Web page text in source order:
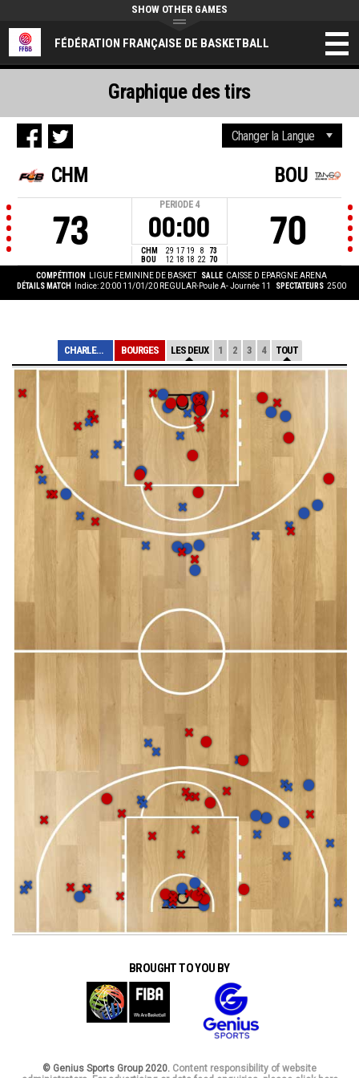
FÉDÉRATION FRANÇAISE DE BASKETBALL
SHOW OTHER GAMES
CHM
73
PERIODE 4
00:00
CHM 29 17 19 8
73
BOU
12 18 18 22 70
BOU
70
COMPÉTITION LIGUE FEMININE DE BASKET SALLE CAISSE D EPARGNE ARENA
DÉTAILS MATCH
Indice: 20:00 11/01/20 REGULAR-Poule A- Journée 11 SPECTATEURS 2500
Graphique des tirs
CHARLEVILLE MEZ... BOURGES LES DEUX 1 2 3 4 TOUT
BROUGHT TO YOU BY
© Genius Sports Group 2020. Content responsibility of website